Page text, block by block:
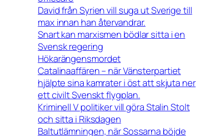
David från Syrien vill suga ut Sverige till
max innan han återvandrar.
Snart kan marxismen bödlar sitta i en
Svensk regering
Hökarängensmordet
Catalinaaffären – när Vänsterpartiet
hjälpte sina kamrater i öst att skjuta ner
ett civilt Svenskt flygplan.
Kriminell V politiker vill göra Stalin Stolt
och sitta i Riksdagen
Baltutlämningen, när Sossarna böjde